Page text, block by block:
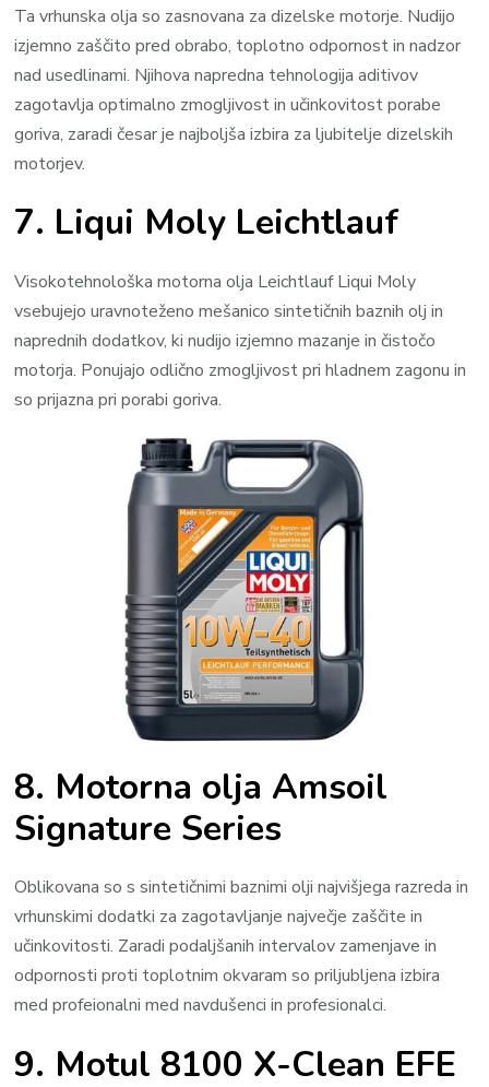
Ta vrhunska olja so zasnovana za dizelske motorje. Nudijo
izjemno zaščito pred obrabo, toplotno odpornost in nadzor
nad usedlinami. Njihova napredna tehnologija aditivov
zagotavlja optimalno zmogljivost in učinkovitost porabe
goriva, zaradi česar je najboljša izbira za ljubitelje dizelskih
motorjev.
7. Liqui Moly Leichtlauf
Visokotehnološka motorna olja Leichtlauf Liqui Moly
vsebujejo uravnoteženo mešanico sintetičnih baznih olj in
naprednih dodatkov, ki nudijo izjemno mazanje in čistočo
motorja. Ponujajo odlično zmogljivost pri hladnem zagonu in
so prijazna pri porabi goriva.
8. Motorna olja Amsoil
Signature Series
Oblikovana so s sintetičnimi baznimi olji najvišjega razreda in
vrhunskimi dodatki za zagotavljanje največje zaščite in
učinkovitosti. Zaradi podaljšanih intervalov zamenjave in
odpornosti proti toplotnim okvaram so priljubljena izbira
med profeionalni med navdušenci in profesionalci.
9. Motul 8100 X-Clean EFE